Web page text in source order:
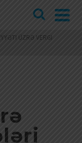
ÜZRƏ VERGI